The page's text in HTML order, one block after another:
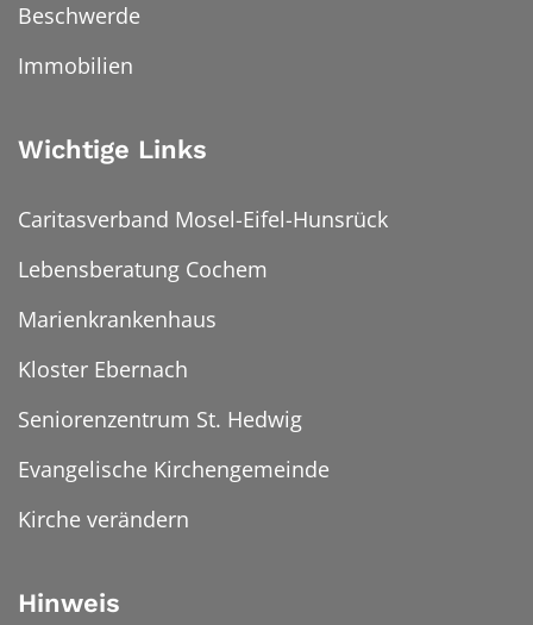
Beschwerde
Immobilien
Wichtige Links
Caritasverband Mosel-Eifel-Hunsrück
Lebensberatung Cochem
Marienkrankenhaus
Kloster Ebernach
Seniorenzentrum St. Hedwig
Evangelische Kirchengemeinde
Kirche verändern
Hinweis